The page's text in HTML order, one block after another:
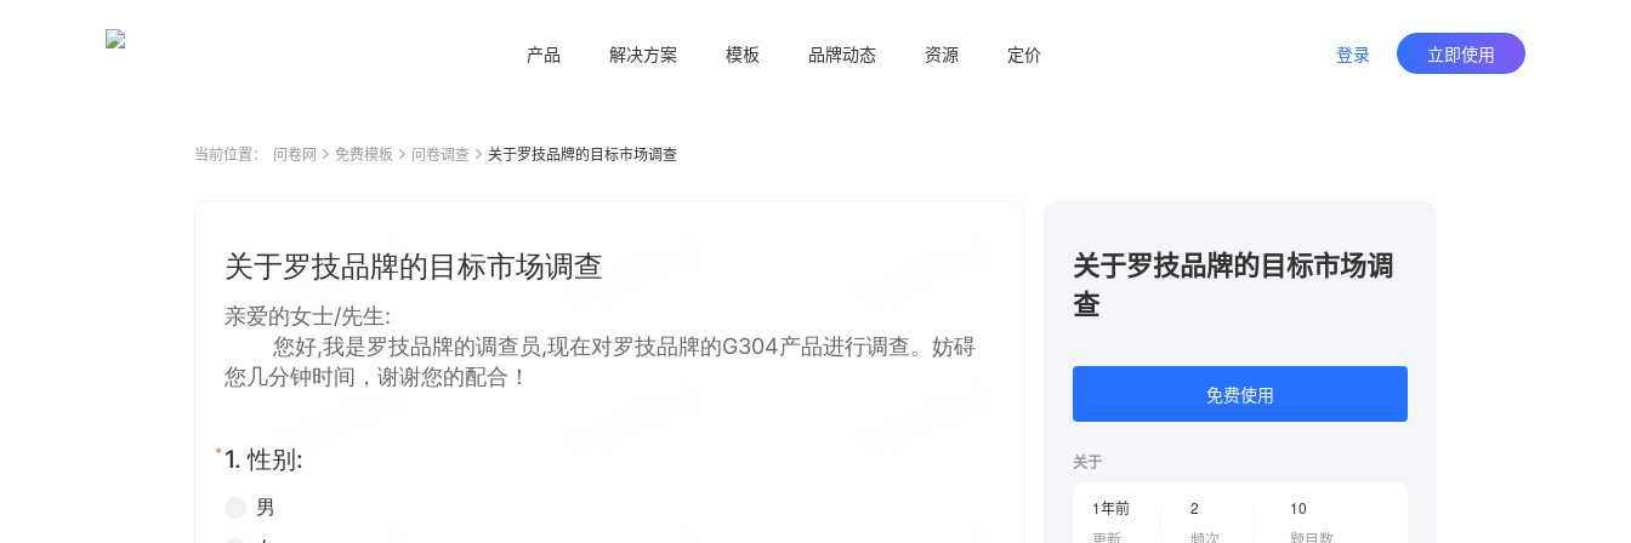
产品 解决方案 模板 品牌动态 资源 定价 登录 立即使用
当前位置： 问卷网 免费模板 问卷调查 关于罗技品牌的目标市场调查
关于罗技品牌的目标市场调
查
免费使用
关于
1年前
更新
2
频次
10
题目数